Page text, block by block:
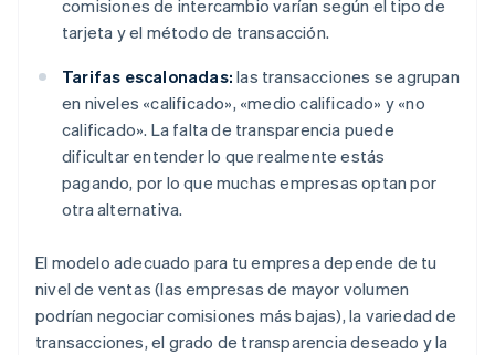
comisiones de intercambio varían según el tipo de
tarjeta y el método de transacción.
Tarifas escalonadas: las transacciones se agrupan
en niveles «calificado», «medio calificado» y «no
calificado». La falta de transparencia puede
dificultar entender lo que realmente estás
pagando, por lo que muchas empresas optan por
otra alternativa.
El modelo adecuado para tu empresa depende de tu
nivel de ventas (las empresas de mayor volumen
podrían negociar comisiones más bajas), la variedad de
transacciones, el grado de transparencia deseado y la